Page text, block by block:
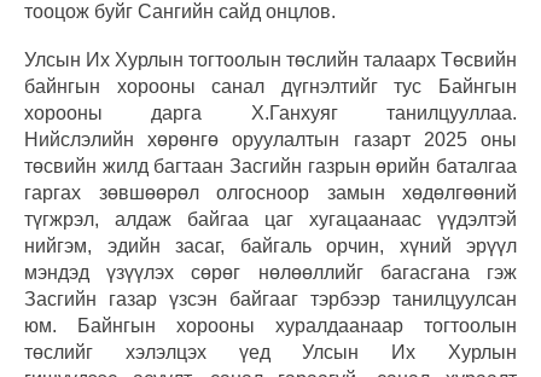
тооцож буйг Сангийн сайд онцлов.
Улсын Их Хурлын тогтоолын төслийн талаарх Төсвийн
байнгын хорооны санал дүгнэлтийг тус Байнгын
хорооны дарга Х.Ганхуяг танилцууллаа.
Нийслэлийн хөрөнгө оруулалтын газарт 2025 оны
төсвийн жилд багтаан Засгийн газрын өрийн баталгаа
гаргах зөвшөөрөл олгосноор замын хөдөлгөөний
түгжрэл, алдаж байгаа цаг хугацаанаас үүдэлтэй
нийгэм, эдийн засаг, байгаль орчин, хүний эрүүл
мэндэд үзүүлэх сөрөг нөлөөллийг багасгана гэж
Засгийн газар үзсэн байгааг тэрбээр танилцуулсан
юм. Байнгын хорооны хуралдаанаар тогтоолын
төслийг хэлэлцэх үед Улсын Их Хурлын